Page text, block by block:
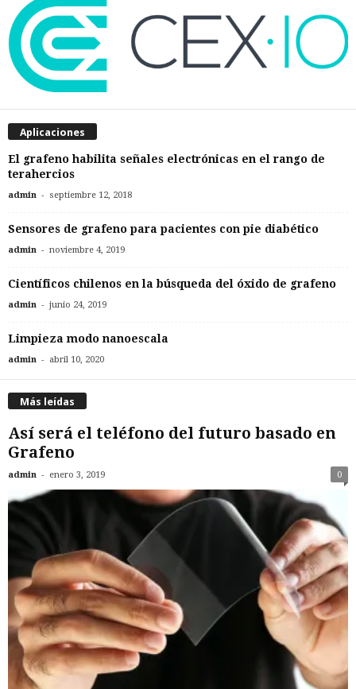
Aplicaciones
El grafeno habilita señales electrónicas en el rango de
terahercios
admin - septiembre 12, 2018
Sensores de grafeno para pacientes con pie diabético
admin - noviembre 4, 2019
Científicos chilenos en la búsqueda del óxido de grafeno
admin - junio 24, 2019
Limpieza modo nanoescala
admin - abril 10, 2020
Más leídas
Así será el teléfono del futuro basado en
Grafeno
admin - enero 3, 2019 0